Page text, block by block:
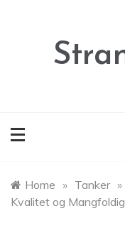
Home » Tanker »
Kvalitet og